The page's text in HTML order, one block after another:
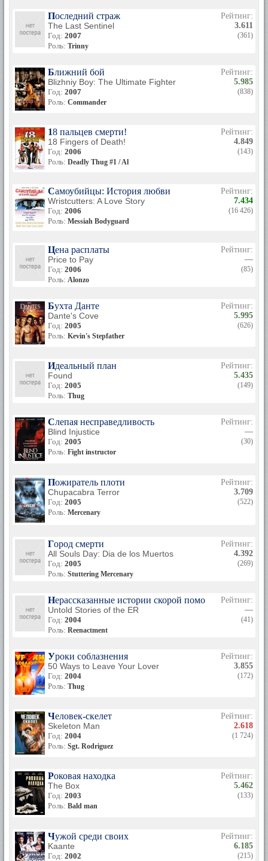
Последний страж
The Last Sentinel
Год: 2007
Роль: Trinny
Рейтинг:
3.611
(361)
Ближний бой
Blizhniy Boy: The Ultimate Fighter
Год: 2007
Роль: Commander
Рейтинг:
5.985
(838)
18 пальцев смерти!
18 Fingers of Death!
Год: 2006
Роль: Deadly Thug #1 / Al
Рейтинг:
4.849
(143)
Самоубийцы: История любви
Wristcutters: A Love Story
Год: 2006
Роль: Messiah Bodyguard
Рейтинг:
7.434
(16 426)
Цена расплаты
Price to Pay
Год: 2006
Роль: Alonzo
Рейтинг:
—
(85)
Бухта Данте
Dante's Cove
Год: 2005
Роль: Kevin's Stepfather
Рейтинг:
5.995
(626)
Идеальный план
Found
Год: 2005
Роль: Thug
Рейтинг:
5.435
(149)
Слепая несправедливость
Blind Injustice
Год: 2005
Роль: Fight instructor
Рейтинг:
—
(30)
Пожиратель плоти
Chupacabra Terror
Год: 2005
Роль: Mercenary
Рейтинг:
3.709
(522)
Город смерти
All Souls Day: Dia de los Muertos
Год: 2005
Роль: Stuttering Mercenary
Рейтинг:
4.392
(269)
Нерассказанные истории скорой помощи
Untold Stories of the ER
Год: 2004
Роль: Reenactment
Рейтинг:
—
(41)
Уроки соблазнения
50 Ways to Leave Your Lover
Год: 2004
Роль: Thug
Рейтинг:
3.855
(172)
Человек-скелет
Skeleton Man
Год: 2004
Роль: Sgt. Rodriguez
Рейтинг:
2.618
(1 724)
Роковая находка
The Box
Год: 2003
Роль: Bald man
Рейтинг:
5.462
(133)
Чужой среди своих
Kaante
Год: 2002
Рейтинг:
6.185
(215)